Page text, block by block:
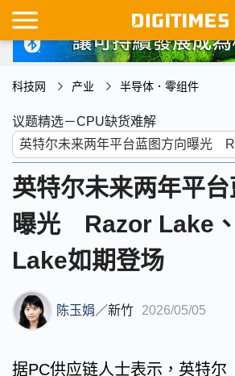
科技网 产业 半导体．零组件
议题精选－CPU缺货难解
英特尔未来两年平
曝光 Razor Lake
Lake如期登场
陈玉娟／新竹 2026/05/05
据PC供应链人士表示，英特尔